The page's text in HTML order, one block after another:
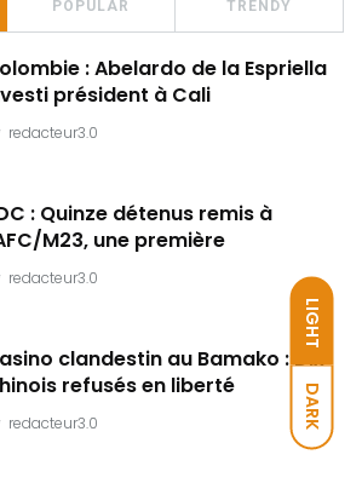
LIGHT
DARK
POPULAR TRENDY
: Abelardo de la Espriella
président à Cali
redacteur3.0
: Quinze détenus remis à
M23, une première
redacteur3.0
clandestin au Bamako : Dix
refusés en liberté
redacteur3.0